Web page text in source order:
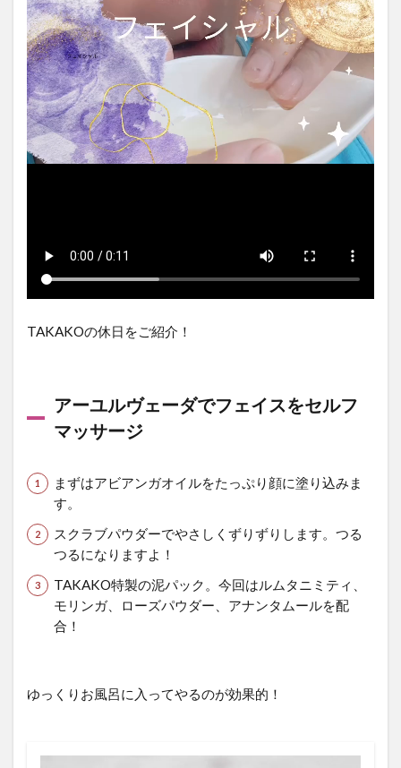
TAKAKOの休日をご紹介！
アーユルヴェーダでフェイスをセルフ
マッサージ
まずはアビアンガオイルをたっぷり顔に塗り込みま
す。
スクラブパウダーでやさしくずりずりします。つる
つるになりますよ！
TAKAKO特製の泥パック。今回はルムタニミティ、
モリンガ、ローズパウダー、アナンタムールを配
合！
ゆっくりお風呂に入ってやるのが効果的！